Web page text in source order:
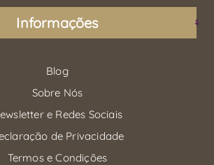
Informações
Blog
Sobre Nós
e Redes Sociais
de Privacidade
Termos e Condições